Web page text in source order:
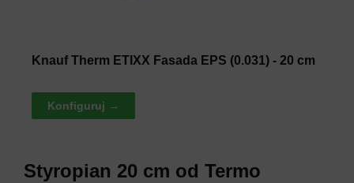
Knauf Therm ETIXX Fasada EPS (0.031) - 20 cm
Konfiguruj →
Styropian 20 cm od Termo